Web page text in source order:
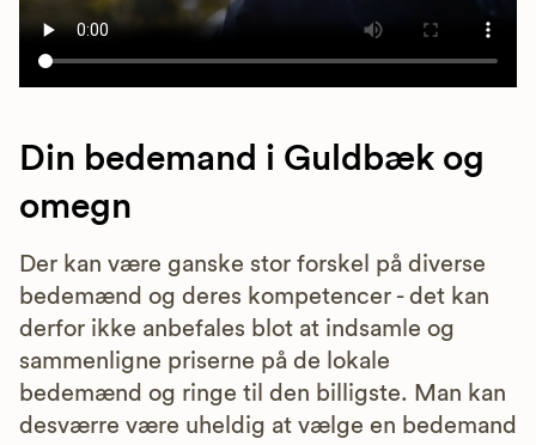
Din bedemand i Guldbæk og
omegn
Der kan være ganske stor forskel på diverse
bedemænd og deres kompetencer - det kan
derfor ikke anbefales blot at indsamle og
sammenligne priserne på de lokale
bedemænd og ringe til den billigste. Man kan
desværre være uheldig at vælge en bedemand